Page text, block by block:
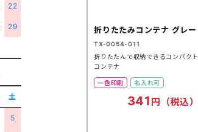
折りたたみコンテナ グレー
TX-0054-011
折りたたんで収納できるコンパクト
コンテナ
一色印刷 名入れ可
341 円（税込）
22
29
土
5